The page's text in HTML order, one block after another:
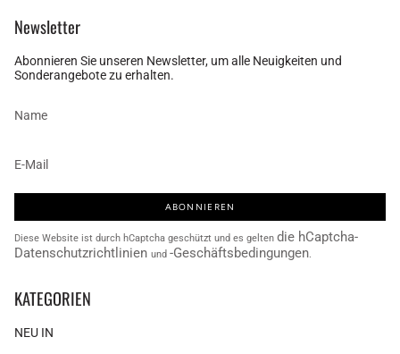
Newsletter
Abonnieren Sie unseren Newsletter, um alle Neuigkeiten und
Sonderangebote zu erhalten.
ABONNIEREN
Diese Website ist durch hCaptcha geschützt und es gelten die hCaptcha-
Datenschutzrichtlinien und -Geschäftsbedingungen.
KATEGORIEN
NEU IN